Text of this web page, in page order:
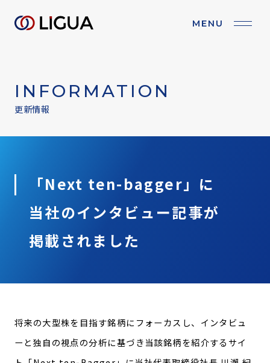
MENU
COMPANY 会社情報
BUSINESS 事業紹介
IR
RECRUIT 採用情報
個人情報の取り扱いについて
INFORMATION
更新情報
「Next ten-bagger」に
当社のインタビュー記事が
掲載されました
将来の大型株を目指す銘柄にフォーカスし、インタビュ
ーと独自の視点の分析に基づき当該銘柄を紹介するサイ